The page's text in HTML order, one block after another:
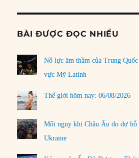
BÀI ĐƯỢC ĐỌC NHIỀU
Nỗ lực âm thầm của Trung
vực Mỹ Latinh
Thế giới hôm nay: 06/08/2026
Mối nguy khi Châu Âu do dự hỗ
Ukraine